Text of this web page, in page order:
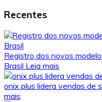
Recentes
Registro dos novos
Brasil Leia mais
onix plus lidera vendas de
mais